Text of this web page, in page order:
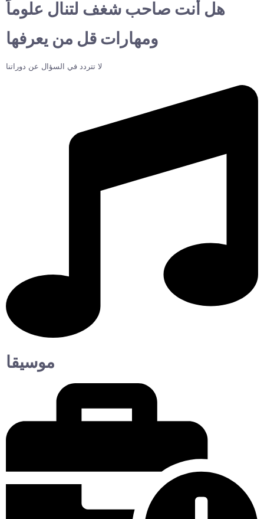
هل أنت صاحب شغف لتنال علوماً
ومهارات قل من يعرفها
لا تتردد في السؤال عن دوراتنا
موسيقا